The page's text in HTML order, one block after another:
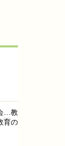
…教
育の